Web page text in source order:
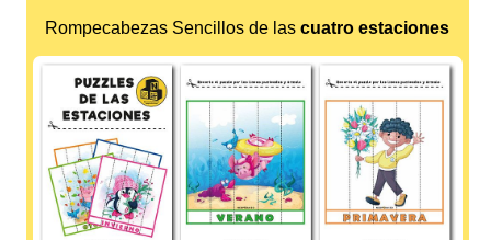
Rompecabezas Sencillos de lascuatro estaciones